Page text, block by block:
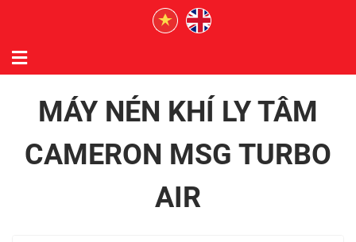
MÁY NÉN KHÍ LY TÂM
CAMERON MSG TURBO
AIR